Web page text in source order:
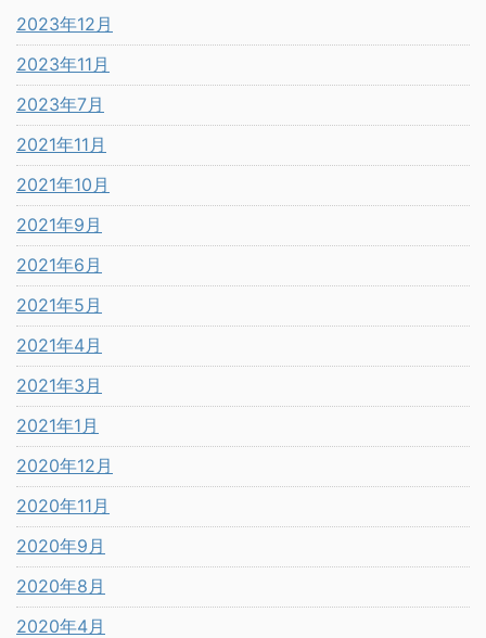
2023年12月
2023年11月
2023年7月
2021年11月
2021年10月
2021年9月
2021年6月
2021年5月
2021年4月
2021年3月
2021年1月
2020年12月
2020年11月
2020年9月
2020年8月
2020年4月